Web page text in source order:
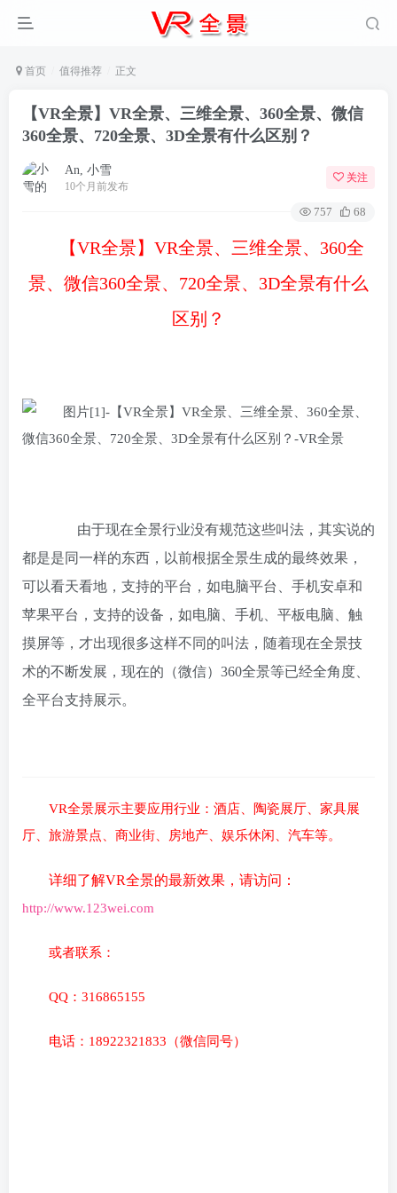
首页 值得推荐 正文
【VR全景】VR全景、三维全景、360全景、微信
360全景、720全景、3D全景有什么区别？
An, 小雪
10个月前发布
关注
757 68
【VR全景】VR全景、三维全景、360全
景、微信360全景、720全景、3D全景有什么
区别？
由于现在全景行业没有规范这些叫法，其实说的
都是是同一样的东西，以前根据全景生成的最终效果，
可以看天看地，支持的平台，如电脑平台、手机安卓和
苹果平台，支持的设备，如电脑、手机、平板电脑、触
摸屏等，才出现很多这样不同的叫法，随着现在全景技
术的不断发展，现在的（微信）360全景等已经全角度、
全平台支持展示。
VR全景展示主要应用行业： 酒店、陶瓷展厅、家具展
厅、旅游景点、商业街、房地产、娱乐休闲、汽车等。
详细了解VR全景的最新效果，请访问：
http://www.123wei.com
或者联系：
QQ： 316865155
电话： 18922321833 （微信同号）